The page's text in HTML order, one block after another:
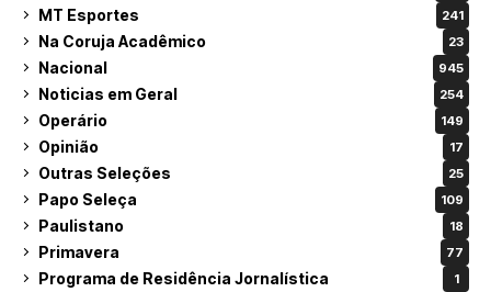
MT Esportes 241
Na Coruja Acadêmico 23
Nacional 945
Noticias em Geral 254
Operário 149
Opinião 17
Outras Seleções 25
Papo Seleça 109
Paulistano 18
Primavera 77
Programa de Residência Jornalística 1